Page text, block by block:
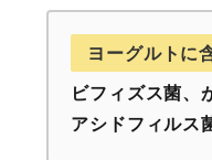
ヨーグルトに
ビフィズス菌、
アシドフィルス